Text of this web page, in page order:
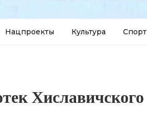
Нацпроекты Культура Спорт
Хиславичского